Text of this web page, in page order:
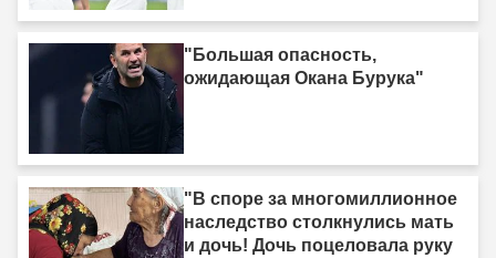
"Большая опасность,
ожидающая Окана Бурука"
"В споре за многомиллионное
наследство столкнулись мать
и дочь! Дочь поцеловала руку